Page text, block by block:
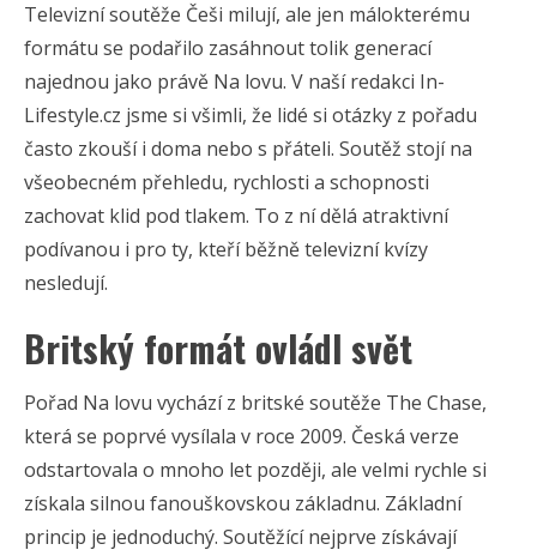
Televizní soutěže Češi milují, ale jen málokterému
formátu se podařilo zasáhnout tolik generací
najednou jako právě Na lovu. V naší redakci In-
Lifestyle.cz jsme si všimli, že lidé si otázky z pořadu
často zkouší i doma nebo s přáteli. Soutěž stojí na
všeobecném přehledu, rychlosti a schopnosti
zachovat klid pod tlakem. To z ní dělá atraktivní
podívanou i pro ty, kteří běžně televizní kvízy
nesledují.
Britský formát ovládl svět
Pořad Na lovu vychází z britské soutěže The Chase,
která se poprvé vysílala v roce 2009. Česká verze
odstartovala o mnoho let později, ale velmi rychle si
získala silnou fanouškovskou základnu. Základní
princip je jednoduchý. Soutěžící nejprve získávají